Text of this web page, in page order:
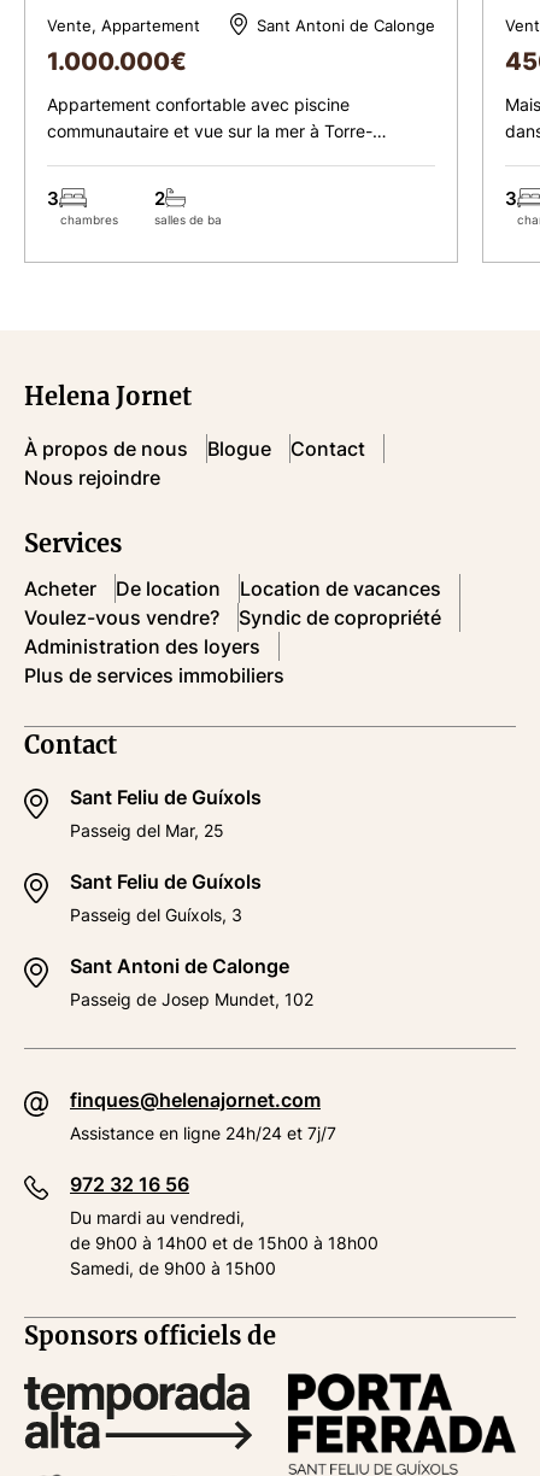
Vente, Appartement Sant Antoni de Calonge
1.000.000€
Appartement confortable avec piscine
communautaire et vue sur la mer à Torre-
3
chambres
2
salles de bains
3
Contact
Sant Feliu de Guíxols
Passeig del Mar, 25
Sant Feliu de Guíxols
Passeig del Guíxols, 3
Sant Antoni de Calonge
Passeig de Josep Mundet, 102
finques@helenajornet.com
Assistance en ligne 24h/24 et 7j/7
972 32 16 56
Du mardi au vendredi,
de 9h00 à 14h00 et de 15h00 à 18h00
Samedi, de 9h00 à 15h00
Helena Jornet
À propos de nous Blogue
Contact
Nous rejoindre
Services
Acheter De location
Location de vacances
Voulez-vous vendre?
Syndic de copropriété
Administration des loyers
Plus de services immobiliers
Sponsors officiels de